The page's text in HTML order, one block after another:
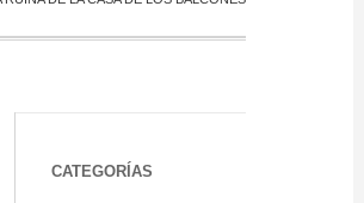
CATEGORÍAS